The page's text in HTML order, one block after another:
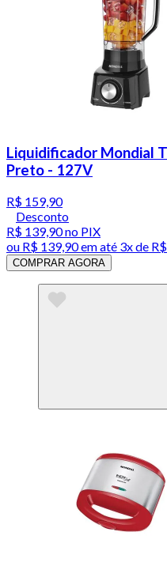
Liquidificador Mondial
Preto - 127V
R$ 159,90
Desconto
R$ 139,90no PIX
ou R$ 139,90em até 3x de
COMPRAR AGORA